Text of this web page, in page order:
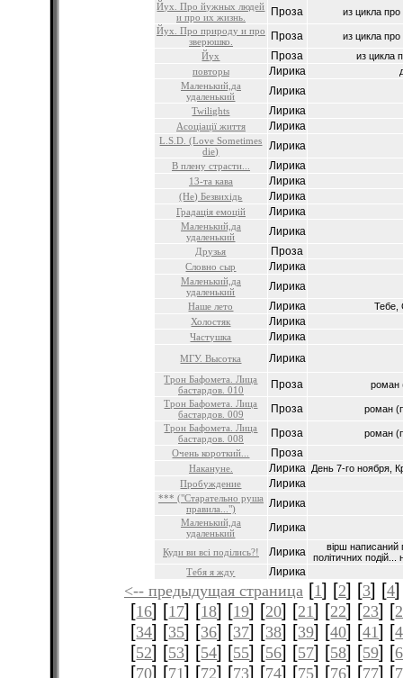
Йух. Про йужных людей
и про их жизнь.
Проза
из цикла
Йух. Про природу и про
зверюшко.
Проза
из цикла
Йух
Проза
из цикла
повторы
Лирика
Маленький,да
удаленький
Лирика
Twilights Лирика
Асоціації життя Лирика
L.S.D. (Love Sometimes
die)
Лирика
В плену страсти... Лирика
13-та кава Лирика
(Не) Безвихідь Лирика
Градація емоцій Лирика
Маленький,да
удаленький
Лирика
Друзья Проза
Словно сыр Лирика
Маленький,да
удаленький
Лирика
Наше лето Лирика
Тебе,
Холостяк
Лирика
Частушка Лирика
МГУ. Высотка Лирика
Трон Бафомета. Лица
бастардов. 010
Проза
роман
Трон Бафомета. Лица
бастардов. 009
Проза
роман
Трон Бафомета. Лица
бастардов. 008
Проза
роман
Очень короткий...
Проза
Накануне. Лирика День 7-го ноября,
Пробуждение
Лирика
*** ("Старательно руша
правила...")
Лирика
Маленький,да
удаленький
Лирика
Куди ви всі поділись?! Лирика
вірш написаний
політичних
Тебя я жду
Лирика
<-- предыдущая страница [1] [2] [3] [4
[16] [17] [18] [19] [20] [21] [22] [23] [
[34] [35] [36] [37] [38] [39] [40] [41] [
[52] [53] [54] [55] [56] [57] [58] [59] [
[70] [71] [72] [73] [74] [75] [76] [77] [